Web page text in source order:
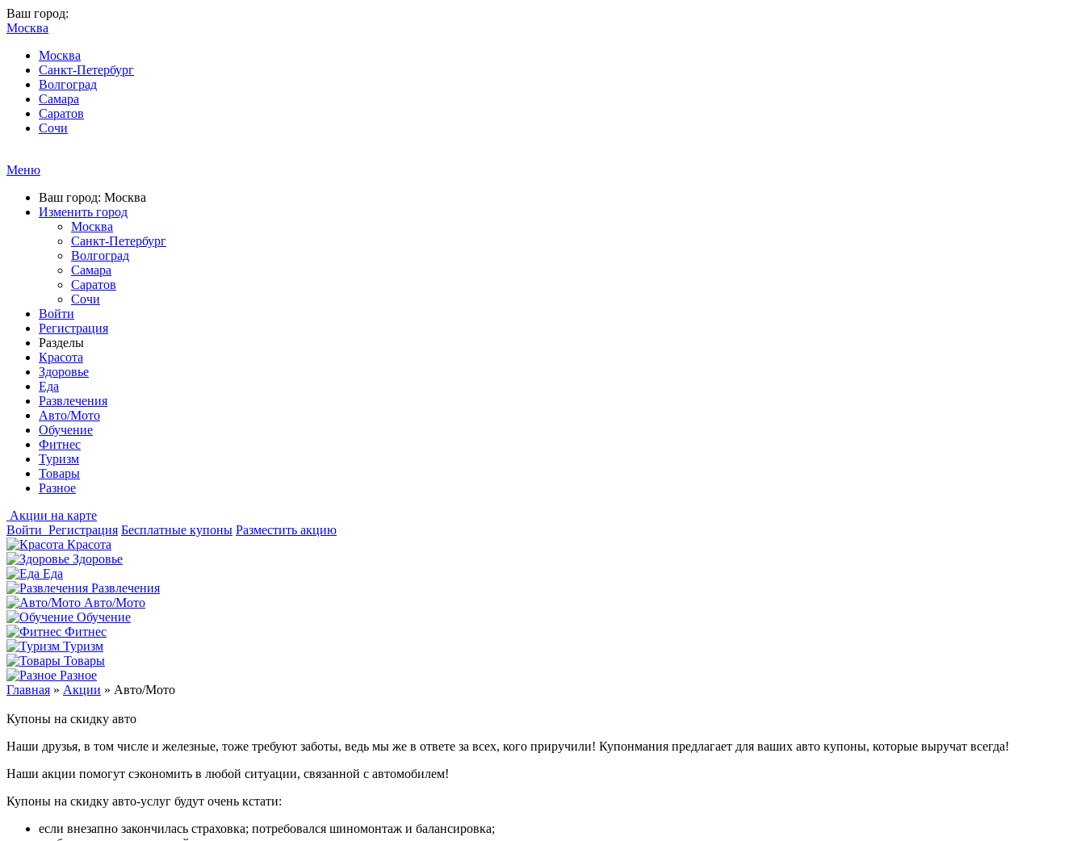
Ваш город:
Москва
Москва
Санкт-Петербург
Волгоград
Самара
Саратов
Сочи
Меню
Ваш город: Москва
Изменить город
Москва
Санкт-Петербург
Волгоград
Самара
Саратов
Сочи
Войти
Регистрация
Разделы
Красота
Здоровье
Еда
Развлечения
Авто/Мото
Обучение
Фитнес
Туризм
Товары
Разное
Акции на карте
Войти Регистрация Бесплатные купоны Разместить акцию
Красота
Здоровье
Еда
Развлечения
Авто/Мото
Обучение
Фитнес
Туризм
Товары
Разное
Главная » Акции » Авто/Мото
Купоны на скидку авто
Наши друзья, в том числе и железные, тоже требуют заботы, ведь мы же в ответе за всех, кого приручили! Купонмания предлагает для ваших авто купоны, которые выручат всегда!
Наши акции помогут сэкономить в любой ситуации, связанной с автомобилем!
Купоны на скидку авто-услуг будут очень кстати:
если внезапно закончилась страховка; потребовался шиномонтаж и балансировка;